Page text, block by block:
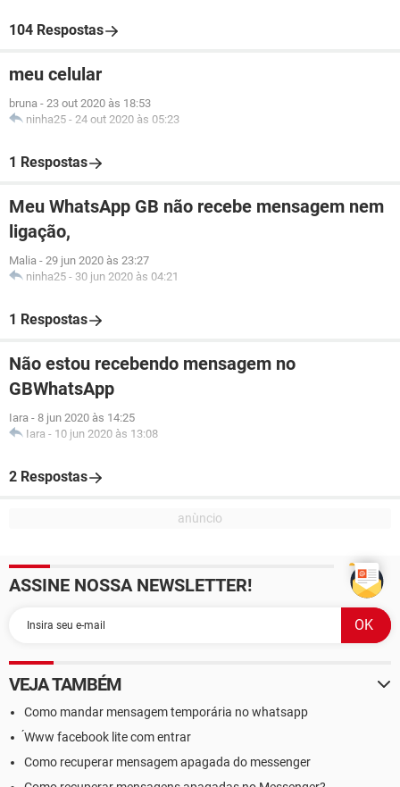
104 Respostas
meu celular
bruna - 23 out 2020 às 18:53
ninha25 - 24 out 2020 às 05:23
1 Respostas
Meu WhatsApp GB não recebe mensagem nem
ligação,
Malia - 29 jun 2020 às 23:27
ninha25 - 30 jun 2020 às 04:21
1 Respostas
Não estou recebendo mensagem no
GBWhatsApp
Iara - 8 jun 2020 às 14:25
Iara - 10 jun 2020 às 13:08
2 Respostas
ASSINE NOSSA NEWSLETTER!
VEJA TAMBÉM
Como mandar mensagem temporária no whatsapp
́Www facebook lite com entrar
Como recuperar mensagem apagada do messenger